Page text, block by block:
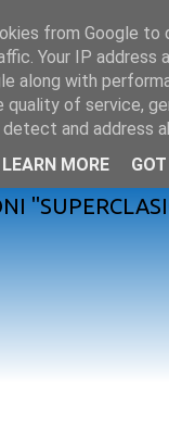
from Google to
Your IP address
along with
quality of service,
and address
LEARN MORE